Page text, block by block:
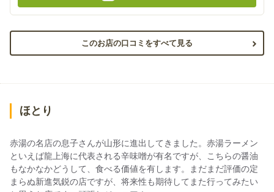
このお店の口コミをすべて見る
ほとり
赤湯の名店の息子さんが山形に進出してきました。赤湯ラーメン
といえば龍上海に代表される辛味噌が有名ですが、こちらの醤油
もなかなかどうして、食べる価値を有します。まだまだ評価の定
まらぬ新進気鋭の店ですが、将来性も期待してまた行ってみたい